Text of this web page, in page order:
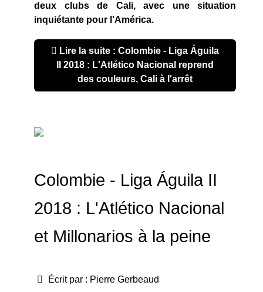
deux clubs de Cali, avec une situation
inquiétante pour l'América.
Lire la suite : Colombie - Liga Águila
II 2018 : L'Atlético Nacional reprend
des couleurs, Cali à l'arrêt
Colombie - Liga Águila II
2018 : L'Atlético Nacional
et Millonarios à la peine
Écrit par : Pierre Gerbeaud